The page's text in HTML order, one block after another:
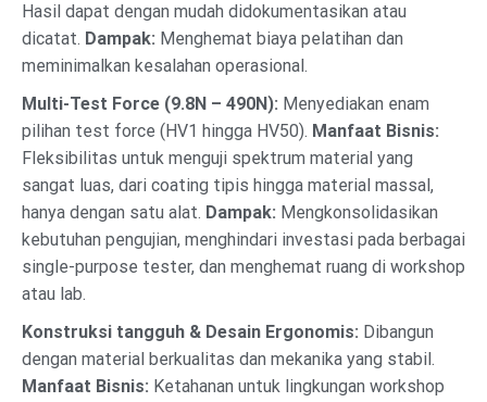
Hasil dapat dengan mudah didokumentasikan atau
dicatat. Dampak: Menghemat biaya pelatihan dan
meminimalkan kesalahan operasional.
Multi-Test Force (9.8N – 490N): Menyediakan enam
pilihan test force (HV1 hingga HV50). Manfaat Bisnis:
Fleksibilitas untuk menguji spektrum material yang
sangat luas, dari coating tipis hingga material massal,
hanya dengan satu alat. Dampak: Mengkonsolidasikan
kebutuhan pengujian, menghindari investasi pada berbagai
single-purpose tester, dan menghemat ruang di workshop
atau lab.
Konstruksi tangguh & Desain Ergonomis: Dibangun
dengan material berkualitas dan mekanika yang stabil.
Manfaat Bisnis: Ketahanan untuk lingkungan workshop